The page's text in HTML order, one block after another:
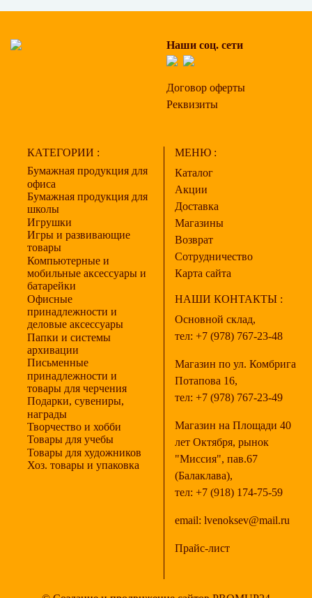
Наши соц. сети
Договор оферты
Реквизиты
КАТЕГОРИИ :
Бумажная продукция для
офиса
Бумажная продукция для
школы
Игрушки
Игры и развивающие
товары
Компьютерные и
мобильные аксессуары и
батарейки
Офисные
принадлежности и
деловые аксессуары
Папки и системы
архивации
Письменные
принадлежности и
товары для черчения
Подарки, сувениры,
награды
Творчество и хобби
Товары для учебы
Товары для художников
Хоз. товары и упаковка
МЕНЮ :
Каталог
Акции
Доставка
Магазины
Возврат
Сотрудничество
Карта сайта
НАШИ КОНТАКТЫ :
Основной склад,
тел: +7 (978) 767-23-48
Магазин по ул. Комбрига
Потапова 16,
тел: +7 (978) 767-23-49
Магазин на Площади 40
лет Октября, рынок
"Миссия", пав.67
(Балаклава),
тел: +7 (918) 174-75-59
email: lvenoksev@mail.ru
Прайс-лист